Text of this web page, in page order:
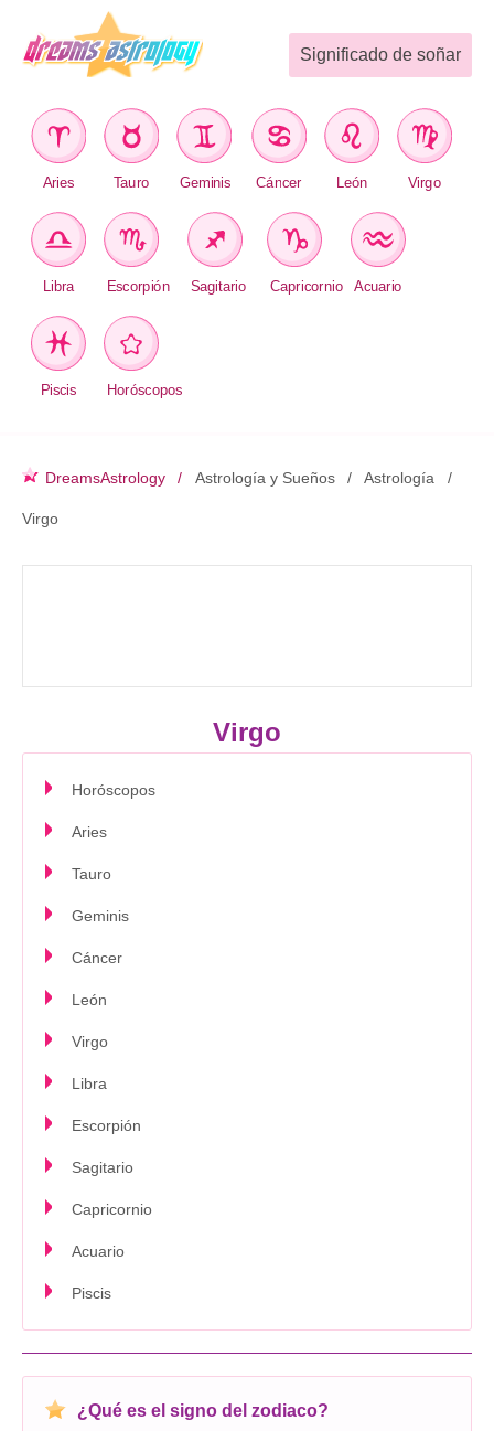
Significado de soñar
Aries Tauro Geminis Cáncer León Virgo
Libra Escorpión Sagitario Capricornio Acuario
Piscis Horóscopos
DreamsAstrology Astrología y Sueños Astrología
Virgo
Virgo
Horóscopos
Aries
Tauro
Geminis
Cáncer
León
Virgo
Libra
Escorpión
Sagitario
Capricornio
Acuario
Piscis
¿Qué es el signo del zodiaco?